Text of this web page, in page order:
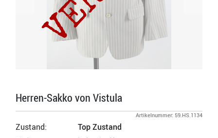
Herren-Sakko von Vistula
Artikelnummer: 59.HS.1134
Zustand:
Top Zustand